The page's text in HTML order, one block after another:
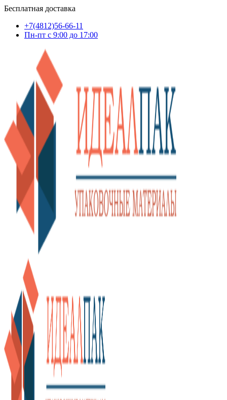
Бесплатная доставка
+7(4812)56-66-11
Пн-пт c 9:00 до 17:00